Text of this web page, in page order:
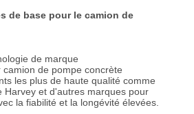
de base pour le camion de
de marque
de pompe concrète
les plus de haute qualité comme
Harvey et d'autres marques pour
la fiabilité et la longévité élevées.